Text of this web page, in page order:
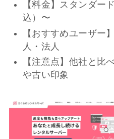
【料金】スタンダー
込）〜
【おすすめユーザー
人・法人
【注意点】他社と比
や古い印象